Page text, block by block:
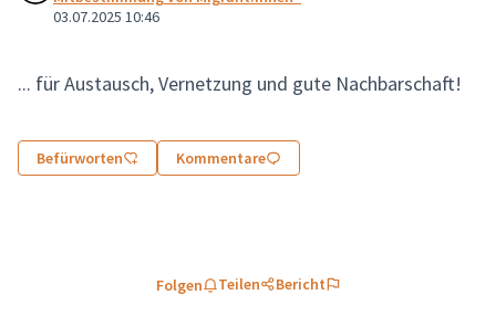
03.07.2025 10:46
... für Austausch, Vernetzung und gute Nachbarschaft!
Befürworten Kommentare
Folgen Teilen Bericht